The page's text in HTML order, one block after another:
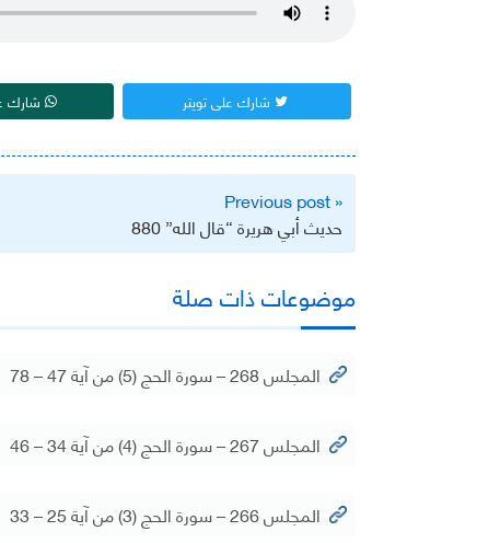
شارك على تويتر شارك
تصفّح
المقالات
« Previous post
حديث أبي هريرة “قال الله” 880
موضوعات ذات صلة
المجلس 268 – سورة الحج (5) من آية 47 – 78
المجلس 267 – سورة الحج (4) من آية 34 – 46
المجلس 266 – سورة الحج (3) من آية 25 – 33